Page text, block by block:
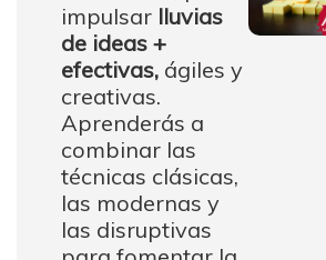
impulsar lluvias
de ideas +
efectivas, ágiles y
creativas.
Aprenderás a
combinar las
técnicas clásicas,
las modernas y
las disruptivas